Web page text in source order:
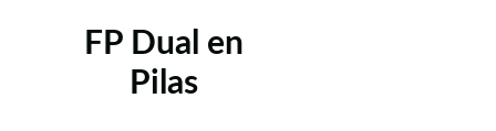
FP Dual en
Pilas